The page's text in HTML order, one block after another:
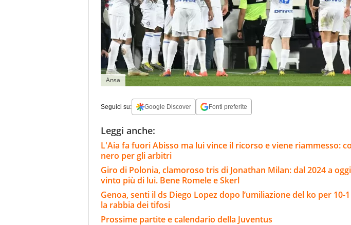
Ansa
Seguici su: Google Discover Fonti preferite
Leggi anche:
L'Aia fa fuori Abisso ma lui vince il ricorso e viene riammesso:
nero per gli arbitri
Giro di Polonia, clamoroso tris di Jonathan Milan: dal 2024 a
vinto più di lui. Bene Romele e Skerl
Genoa, senti il ds Diego Lopez dopo l’umiliazione del ko per
la rabbia dei tifosi
Prossime partite e calendario della Juventus